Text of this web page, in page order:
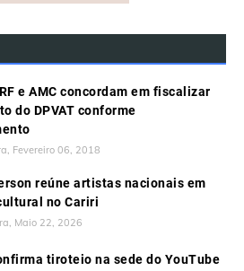
e AMC concordam em fiscalizar
do DPVAT conforme
Fevereiro 06, 2018
reúne artistas nacionais em
no Cariri
Maio 22, 2026
tiroteio na sede do YouTube